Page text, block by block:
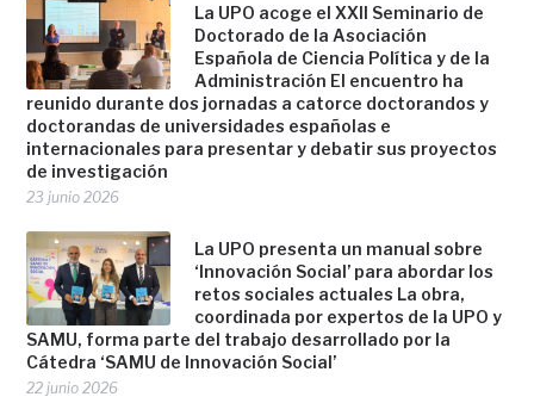
La UPO acoge el XXII Seminario de
Doctorado de la Asociación
Española de Ciencia Política y de la
Administración El encuentro ha
reunido durante dos jornadas a catorce doctorandos y
doctorandas de universidades españolas e
internacionales para presentar y debatir sus proyectos
de investigación
23 junio 2026
La UPO presenta un manual sobre
‘Innovación Social’ para abordar los
retos sociales actuales La obra,
coordinada por expertos de la UPO y
SAMU, forma parte del trabajo desarrollado por la
Cátedra ‘SAMU de Innovación Social’
22 junio 2026